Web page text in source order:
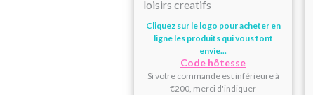
Cliquez sur le logo pour acheter en
ligne les produits qui vous font
envie...
Code hôtesse
Si votre commande est inférieure à
€200, merci d'indiquer